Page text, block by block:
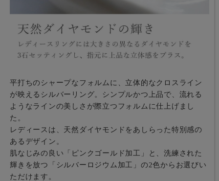
平打ちのシャープなフォルムに、立体的なクロスライン
が映えるシルバーリング。シンプルかつ上品で、流れる
ようなラインの美しさが際立つフォルムに仕上げまし
た。
レディースは、天然ダイヤモンドをあしらった特別感の
あるデザイン。
肌なじみの良い「ピンクゴールド加工」と、洗練された
輝きを放つ「シルバーロジウム加工」の2色からお選びい
ただけます。